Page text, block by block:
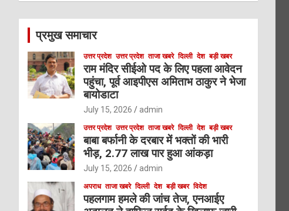
c
प्रमुख समाचार
उत्तर प्रदेश उत्तर प्रदेश ताजा खबरे दिल्ली देश बड़ी खबर
राम मंदिर सीईओ पद के लिए पहला आवेदन
पहुंचा, पूर्व आइपीएस अमिताभ ठाकुर ने भेजा
बायोडाटा
July 15, 2026 admin
उत्तर प्रदेश उत्तर प्रदेश ताजा खबरे दिल्ली देश बड़ी खबर
बाबा बर्फानी के दरबार में भक्तों की भारी
भीड़, 2.77 लाख पार हुआ आंकड़ा
July 15, 2026 admin
अपराध ताजा खबरे दिल्ली देश बड़ी खबर विदेश
पहलगाम हमले की जांच तेज, एनआईए